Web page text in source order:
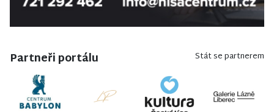
Partneři portálu Stát se partnerem